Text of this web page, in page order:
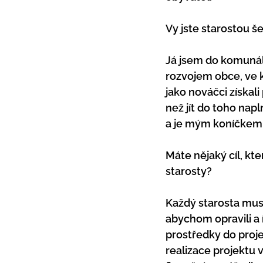
Vy jste starostou
Já jsem do
rozvojem obce, ve
jako nováčci
než jít do toho
a je mým
Máte nějaký cíl,
starosty?
Každý starosta
abychom opravili
prostředky do
realizace projektu